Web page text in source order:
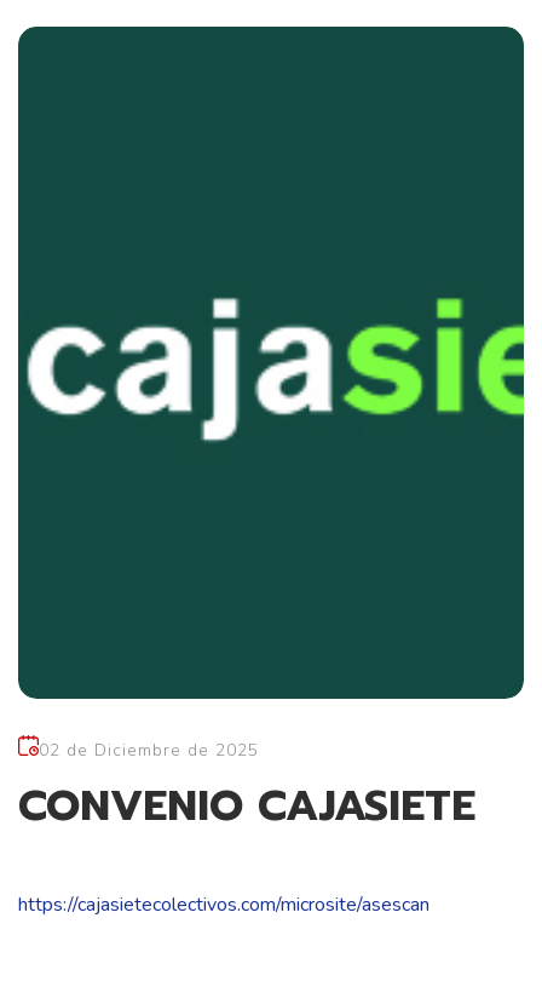
02 de Diciembre de 2025
CONVENIO CAJASIETE
https://cajasietecolectivos.com/microsite/asescan